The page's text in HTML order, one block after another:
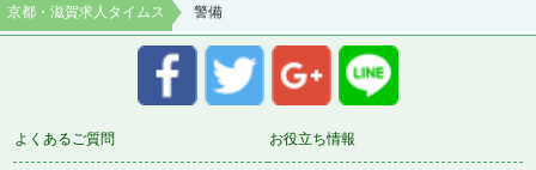
京都・滋賀求人タイムス 警備
よくあるご質問 お役立ち情報